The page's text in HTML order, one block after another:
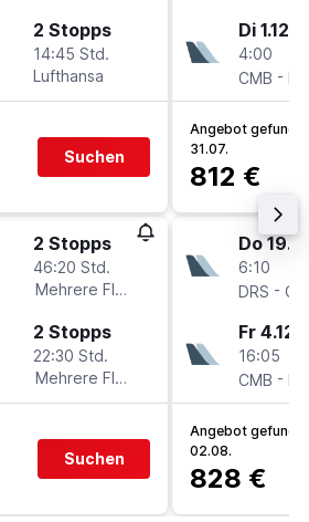
2 Stopps
14:45 Std.
Lufthansa
Suchen
2 Stopps
46:20 Std.
Mehrere Fluglinien
2 Stopps
22:30 Std.
Mehrere Fluglinien
Suchen
Di 1.12.
4:00
CMB -
Angebot
31.07.
812 €
Do 19.11.
6:10
DRS -
Fr 4.12.
16:05
CMB -
Angebot
02.08.
828 €